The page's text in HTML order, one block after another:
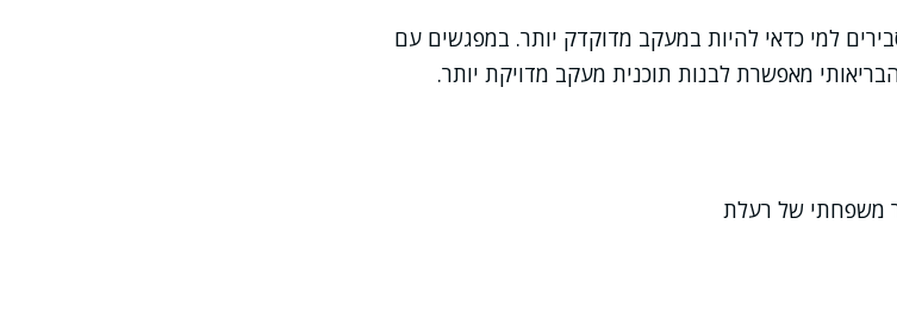
למי כדאי להיות במעקב מדוקדק יותר. במפגשים עם
מאפשרת לבנות תוכנית מעקב מדויקת יותר.
משפחתי של רעלת